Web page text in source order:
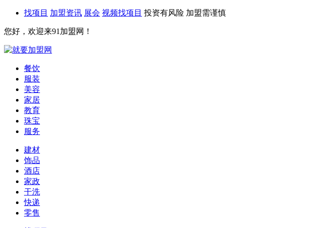
找项目 加盟资讯 展会 视频找项目 投资有风险 加盟需谨慎
您好，欢迎来91加盟网！
餐饮
服装
美容
家居
教育
珠宝
服务
建材
饰品
酒店
家政
干洗
快递
零售